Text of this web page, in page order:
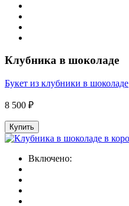
Клубника в шоколаде
Букет из клубники в шоколаде
8 500 ₽
Купить
Включено: